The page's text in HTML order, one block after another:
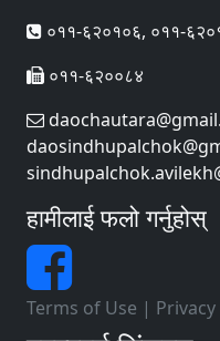
०११-६२०१०६, ०११-
०११-६२००८४
हामीलाई फलो गर्नुहोस्
Terms of Use |